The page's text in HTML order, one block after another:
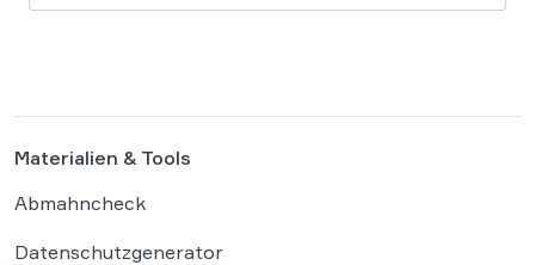
Vergütung der Wegezeit ebnen. Wer künftig
Materialien & Tools
Abmahncheck
Datenschutzgenerator